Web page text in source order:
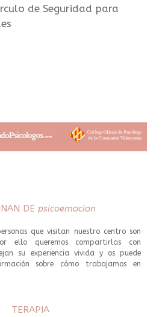
de Seguridad para
DE psicoemocion
que visitan nuestro centro son
ello queremos compartirlas con
su experiencia vivida y os puede
sobre cómo trabajamos en
TERAPIA